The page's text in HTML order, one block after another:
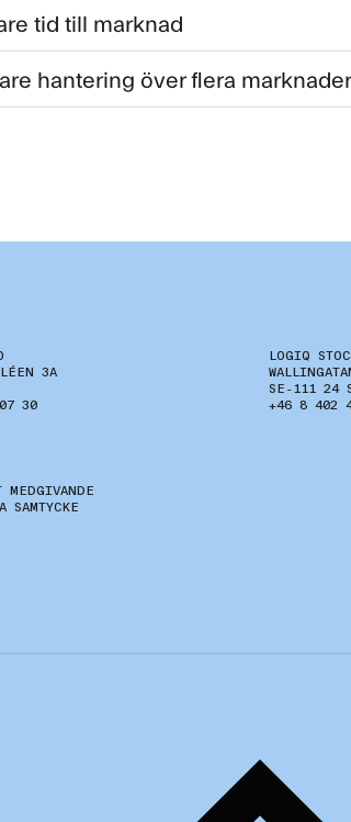
tid till marknad
hantering över flera
3A
30
LOGIQ
SE-111 24
+46 8 402
MEDGIVANDE
SAMTYCKE